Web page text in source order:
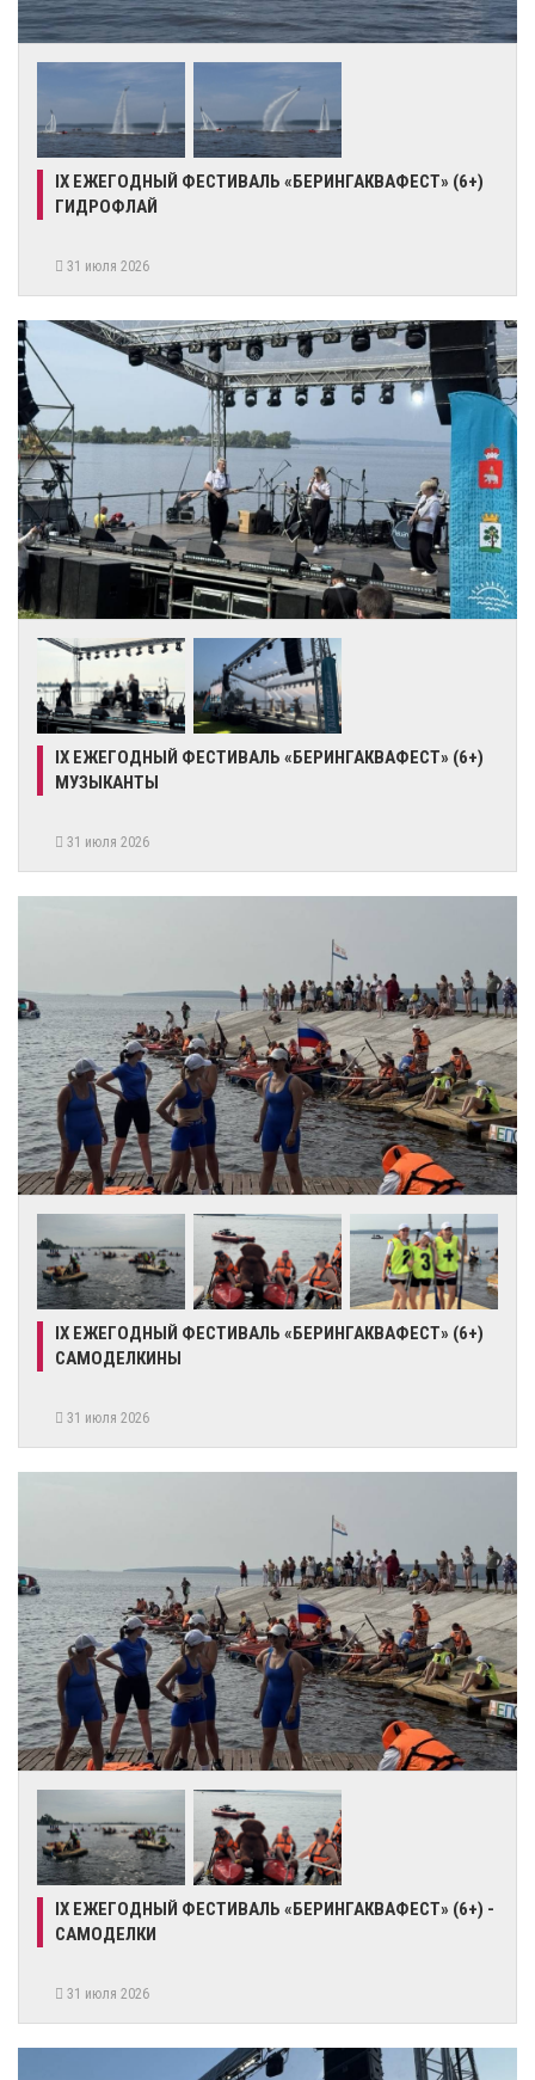
IX ЕЖЕГОДНЫЙ ФЕСТИВАЛЬ «БЕРИНГАКВАФЕСТ» (6+)
ГИДРОФЛАЙ
31 июля 2026
IX ЕЖЕГОДНЫЙ ФЕСТИВАЛЬ «БЕРИНГАКВАФЕСТ» (6+)
МУЗЫКАНТЫ
31 июля 2026
IX ЕЖЕГОДНЫЙ ФЕСТИВАЛЬ «БЕРИНГАКВАФЕСТ» (6+)
САМОДЕЛКИНЫ
31 июля 2026
IX ЕЖЕГОДНЫЙ ФЕСТИВАЛЬ «БЕРИНГАКВАФЕСТ» (6+) -
САМОДЕЛКИ
31 июля 2026